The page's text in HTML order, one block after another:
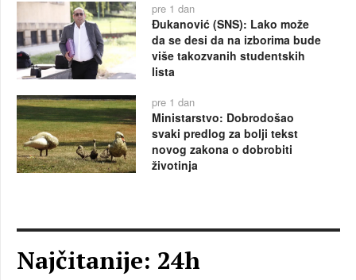
pre 1 dan
Đukanović (SNS): Lako može
da se desi da na izborima bude
više takozvanih studentskih
lista
pre 1 dan
Ministarstvo: Dobrodošao
svaki predlog za bolji tekst
novog zakona o dobrobiti
životinja
Najčitanije: 24h